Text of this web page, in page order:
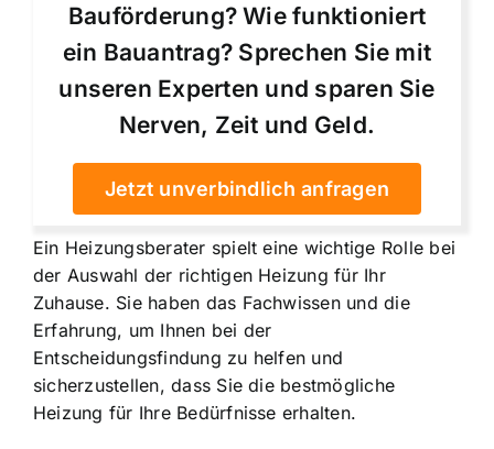
Bauförderung? Wie funktioniert
ein Bauantrag? Sprechen Sie mit
unseren Experten und sparen Sie
Nerven, Zeit und Geld.
Jetzt unverbindlich anfragen
Ein Heizungsberater spielt eine wichtige Rolle bei
der Auswahl der richtigen Heizung für Ihr
Zuhause. Sie haben das Fachwissen und die
Erfahrung, um Ihnen bei der
Entscheidungsfindung zu helfen und
sicherzustellen, dass Sie die bestmögliche
Heizung für Ihre Bedürfnisse erhalten.